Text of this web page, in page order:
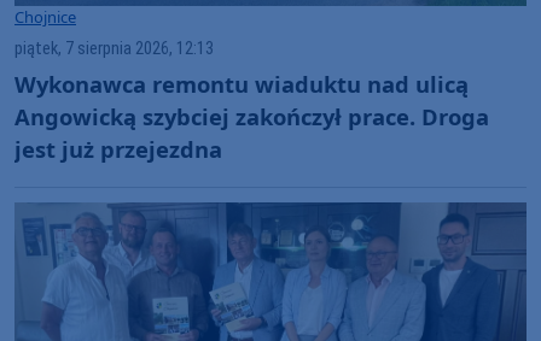
Chojnice
piątek, 7 sierpnia 2026, 12:13
Wykonawca remontu wiaduktu nad ulicą
Angowicką szybciej zakończył prace. Droga
jest już przejezdna